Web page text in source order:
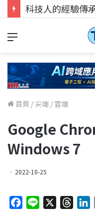
科技人找工作，
首頁 /尖端 / 雲端
Google
Windows 7
2022-10-25